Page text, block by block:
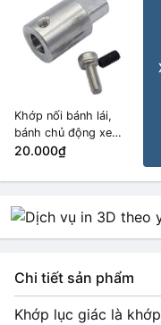
Khớp nối bánh lái,
bánh chủ động xe
tăng trục 6mm
20.000₫
Chi tiết sản phẩm
Khớp lục giác là